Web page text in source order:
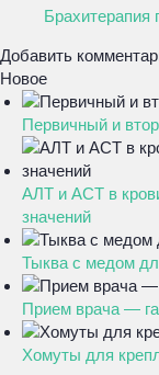
Брахитерапия
Добавить
Новое
Первичный и
АЛТ и АСТ в
значений
Тыква с медом
Прием врача —
Хомуты для